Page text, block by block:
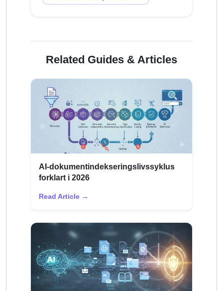
Related Guides & Articles
AI-dokumentindekseringslivssyklus
forklart i 2026
Read Article →